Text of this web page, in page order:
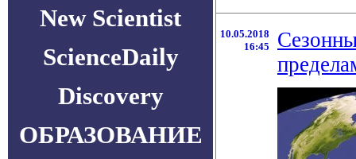
New Scientist
ScienceDaily
Discovery
ОБРАЗОВАНИЕ
10.05.2018
16:45